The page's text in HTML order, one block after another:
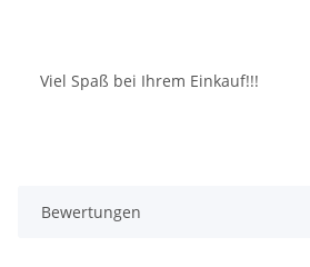
Viel Spaß bei Ihrem Einkauf!!!
Bewertungen